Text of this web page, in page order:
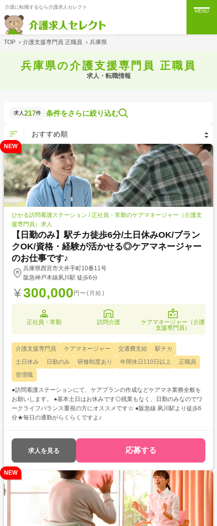
介護に転職するなら介護求人セレクト
MENU
TOP › 介護支援専門員 正職員 › 兵庫県
兵庫県の介護支援専門員 正職員
求人・転職情報
求人 217件 条件をさらに絞り込む
NEW
ひかる訪問看護ステーション / 正社員・常勤のケアマネージャー（介護支
援専門員）求人
【日勤のみ】駅チカ徒歩6分/土日休みOK/ブラン
クOK/資格・経験が活かせる◎ケアマネージャー
のお仕事です♪
兵庫県西宮市大井手町10番11号
阪急神戸本線夙川駅 徒歩6分
300,000 円〜(月給)
正社員・常勤 訪問介護
ケアマネージャー（介護
支援専門員）
介護支援専門員 ケアマネージャー 交通費支給
駅チカ
土日休み
日勤のみ 研修制度あり 年間休日110日以上
正職員
管理職
●訪問看護ステーションにて、ケアプランの作成などケアマネ業務全般を
お願いします。 ●基本土日はお休みです◎残業もなく、日勤のみなのでワ
ークライフバランス重視の方にオススメです☆ ●阪急線 夙川駅より徒歩6
分★毎日の通勤がらくらくですよ♪
求人を見る 応募する
NEW